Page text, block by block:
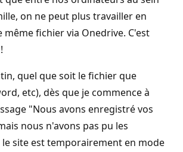
on ne peut plus travailler en
fichier via Onedrive. C'est
quel que soit le fichier que
etc), dès que je commence à
"Nous avons enregistré vos
nous n'avons pas pu les
le site est temporairement en mode